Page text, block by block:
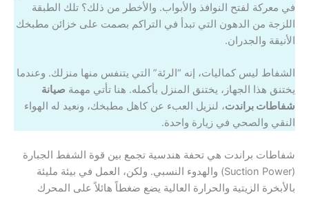
في معركة لفتح النوافذ والأبواب. والأخطر من ذلك؟ تلك الطبقة
اللزجة من الدهون التي تبدأ في التراكم بصمت على خزائن مطبخك
الأنيقة والجدران.
الشفاط ليس كماليات، إنه “الرئة” التي يتنفس منها منزلك. وعندما
يختنق هذا الجهاز، يختنق المنزل بأكمله. هنا تأتي مهمة صيانة
شفاطات براندت، لنزيل العبء عن كاهل مطبخك، ونعيد له الهواء
النقي والصحي في زيارة واحدة.
شفاطات براندت هي تحفة هندسية تجمع بين قوة الشفط الجبارة
(Suction Power) والهدوء النسبي. ولكن، العمل في بيئة مليئة
بالأبخرة الزيتية والحرارة العالية يضع ضغطاً هائلاً على المحرك